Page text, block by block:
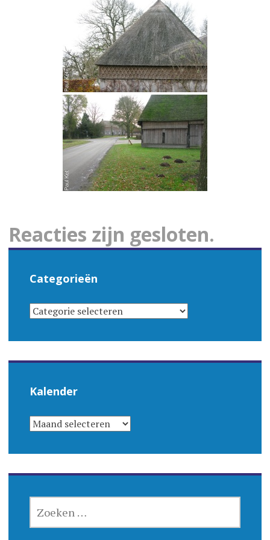
Reacties zijn gesloten.
Categorieën
CATEGORIEËN
Kalender
KALENDER
NAAR: